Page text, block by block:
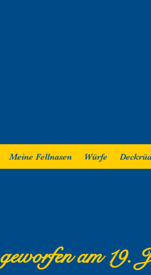
Meine Fellnasen Würfe
geworfen am 19.